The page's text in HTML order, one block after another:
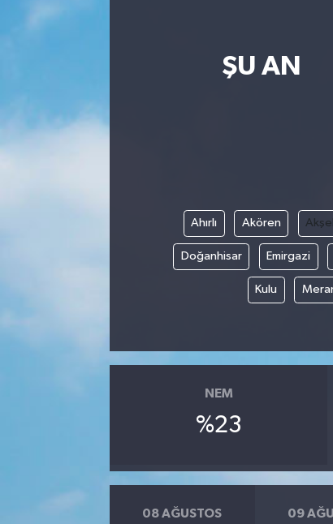
ŞU AN
Ahırlı Akören
Doğanhisar Emirgazi
Kulu
NEM
%23
08 AĞUSTOS 09